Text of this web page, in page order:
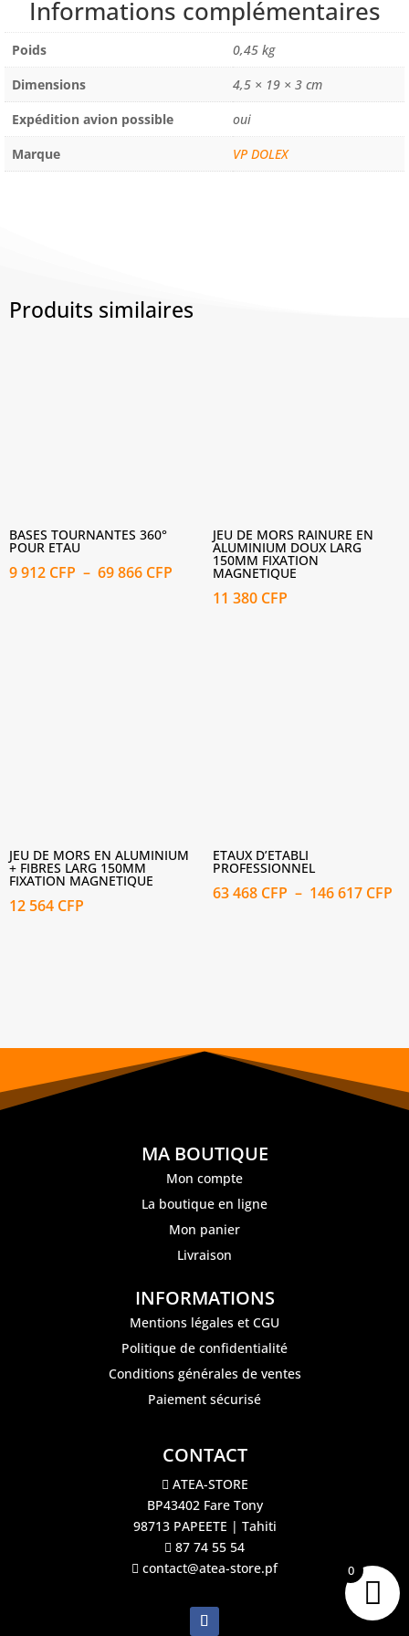
+
CAOUTCHOUC
LARG
150MM
FIXATION
MAGNETIQUE
Informations complémentaires
Poids
0,45 kg
Dimensions
4,5 × 19 × 3 cm
Expédition avion possible
oui
Marque
VP DOLEX
Produits similaires
BASES TOURNANTES 360°
POUR ETAU
9 912 CFP – 69 866 CFP
JEU DE MORS RAINURE EN
ALUMINIUM DOUX LARG
150MM FIXATION
MAGNETIQUE
11 380 CFP
JEU DE MORS EN ALUMINIUM
+ FIBRES LARG 150MM
FIXATION MAGNETIQUE
12 564 CFP
ETAUX D’ETABLI
PROFESSIONNEL
63 468 CFP – 146 617 CFP
MA BOUTIQUE
Mon compte
La boutique en ligne
Mon panier
Livraison
INFORMATIONS
Mentions légales et CGU
Politique de confidentialité
Conditions générales de ventes
Paiement sécurisé
CONTACT
ATEA-STORE
BP43402 Fare Tony
98713 PAPEETE | Tahiti
87 74 55 54
contact@atea-store.pf
0